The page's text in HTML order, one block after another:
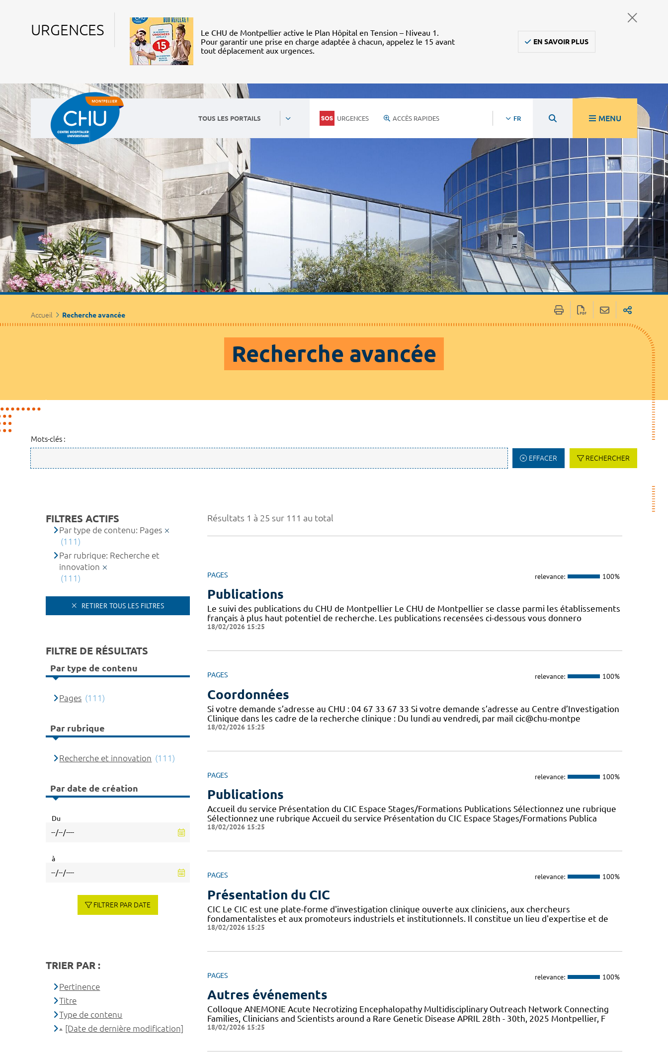
URGENCES
Le CHU de Montpellier active le Plan Hôpital en Tension – Niveau 1.
Pour garantir une prise en charge adaptée à chacun, appelez le 15 avant
tout déplacement aux urgences.
EN SAVOIR PLUS
TOUS LES PORTAILS URGENCES ACCÈS RAPIDES FR MENU
Accueil Recherche avancée
Recherche avancée
Mots-clés :
EFFACER RECHERCHER
Résultats 1 à 25 sur 111 au total
PAGES relevance: 100%
Publications
Le suivi des publications du CHU de Montpellier Le CHU de Montpellier se classe parmi les établissements
français à plus haut potentiel de recherche. Les publications recensées ci-dessous vous donnero
18/02/2026 15:25
PAGES relevance: 100%
Coordonnées
Si votre demande s’adresse au CHU : 04 67 33 67 33 Si votre demande s’adresse au Centre d’Investigation
Clinique dans les cadre de la recherche clinique : Du lundi au vendredi, par mail cic@chu-montpe
18/02/2026 15:25
PAGES relevance: 100%
Publications
Accueil du service Présentation du CIC Espace Stages/Formations Publications Sélectionnez une rubrique
Sélectionnez une rubrique Accueil du service Présentation du CIC Espace Stages/Formations Publica
18/02/2026 15:25
PAGES relevance: 100%
Présentation du CIC
CIC Le CIC est une plate-forme d'investigation clinique ouverte aux cliniciens, aux chercheurs
fondamentalistes et aux promoteurs industriels et institutionnels. Il constitue un lieu d'expertise et de
18/02/2026 15:25
PAGES relevance: 100%
Autres événements
Colloque ANEMONE Acute Necrotizing Encephalopathy Multidisciplinary Outreach Network Connecting
Families, Clinicians and Scientists around a Rare Genetic Disease APRIL 28th - 30th, 2025 Montpellier, F
18/02/2026 15:25
FILTRES ACTIFS
Par type de contenu: Pages
(111)
Par rubrique: Recherche et
innovation
(111)
RETIRER TOUS LES FILTRES
FILTRE DE RÉSULTATS
Par type de contenu
Pages (111)
Par rubrique
Recherche et innovation (111)
Par date de création
Du
à
FILTRER PAR DATE
TRIER PAR :
Pertinence
Titre
Type de contenu
[Date de dernière modification]